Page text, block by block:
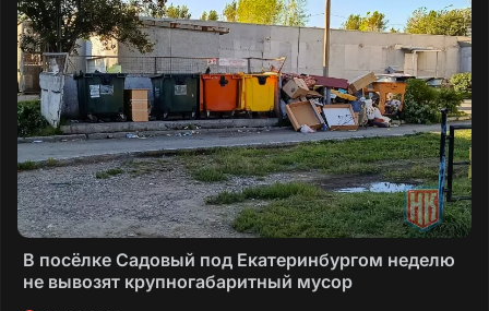
В посёлке Садовый под Екатеринбургом неделю
не вывозят крупногабаритный мусор